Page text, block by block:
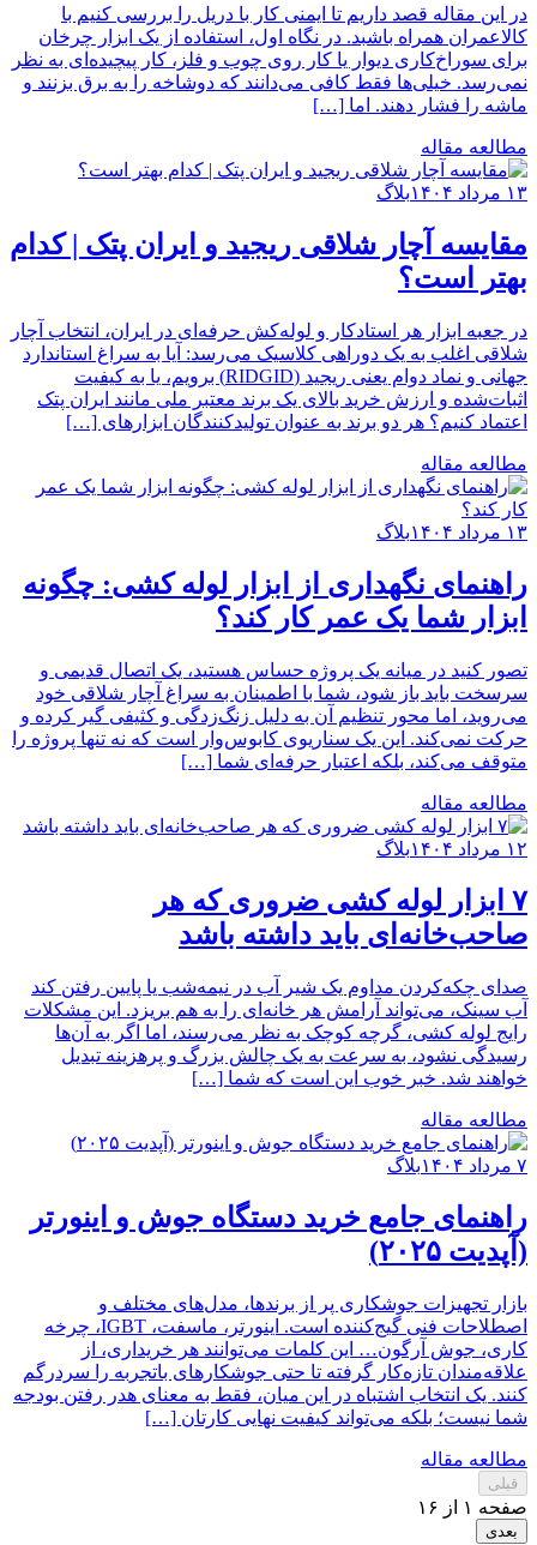
در این مقاله قصد داریم تا ایمنی کار با دریل را بررسی کنیم با
کالاعمران همراه باشبد. در نگاه اول، استفاده از یک ابزار چرخان
برای سوراخ‌کاری دیوار یا کار روی چوب و فلز، کار پیچیده‌ای به نظر
نمی‌رسد. خیلی‌ها فقط کافی می‌دانند که دوشاخه را به برق بزنند و
ماشه را فشار دهند. اما […]
مطالعه مقاله
۱۳ مرداد ۱۴۰۴ بلاگ
مقایسه آچار شلاقی ریجید و ایران پتک | کدام
بهتر است؟
در جعبه ابزار هر استادکار و لوله‌کش حرفه‌ای در ایران، انتخاب آچار
شلاقی اغلب به یک دوراهی کلاسیک می‌رسد: آیا به سراغ استاندارد
جهانی و نماد دوام یعنی ریجید (RIDGID) برویم، یا به کیفیت
اثبات‌شده و ارزش خرید بالای یک برند معتبر ملی مانند ایران پتک
اعتماد کنیم؟ هر دو برند به عنوان تولیدکنندگان ابزارهای […]
مطالعه مقاله
۱۳ مرداد ۱۴۰۴ بلاگ
راهنمای نگهداری از ابزار لوله کشی: چگونه
ابزار شما یک عمر کار کند؟
تصور کنید در میانه یک پروژه حساس هستید، یک اتصال قدیمی و
سرسخت باید باز شود، شما با اطمینان به سراغ آچار شلاقی خود
می‌روید، اما محور تنظیم آن به دلیل زنگ‌زدگی و کثیفی گیر کرده و
حرکت نمی‌کند. این یک سناریوی کابوس‌وار است که نه تنها پروژه را
متوقف می‌کند، بلکه اعتبار حرفه‌ای شما […]
مطالعه مقاله
۱۲ مرداد ۱۴۰۴ بلاگ
۷ ابزار لوله کشی ضروری که هر
صاحب‌خانه‌ای باید داشته باشد
صدای چکه‌کردن مداوم یک شیر آب در نیمه‌شب یا پایین رفتن کند
آب سینک، می‌تواند آرامش هر خانه‌ای را به هم بریزد. این مشکلات
رایج لوله کشی، گرچه کوچک به نظر می‌رسند، اما اگر به آن‌ها
رسیدگی نشود، به سرعت به یک چالش بزرگ و پرهزینه تبدیل
خواهند شد. خبر خوب این است که شما […]
مطالعه مقاله
۷ مرداد ۱۴۰۴ بلاگ
راهنمای جامع خرید دستگاه جوش و اینورتر
(آپدیت ۲۰۲۵)
بازار تجهیزات جوشکاری پر از برندها، مدل‌های مختلف و
اصطلاحات فنی گیج‌کننده است. اینورتر، ماسفت، IGBT، چرخه
کاری، جوش آرگون… این کلمات می‌توانند هر خریداری، از
علاقه‌مندان تازه‌کار گرفته تا حتی جوشکارهای باتجربه را سردرگم
کنند. یک انتخاب اشتباه در این میان، فقط به معنای هدر رفتن بودجه
شما نیست؛ بلکه می‌تواند کیفیت نهایی کارتان […]
مطالعه مقاله
قبلی
صفحه ۱ از ۱۶
بعدی